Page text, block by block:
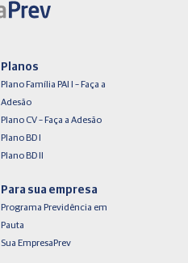
Planos
Plano Família PAI I – Faça a
Adesão
Plano CV – Faça a Adesão
Plano BD I
Plano BD II
Para sua empresa
Programa Previdência em
Pauta
Sua EmpresaPrev